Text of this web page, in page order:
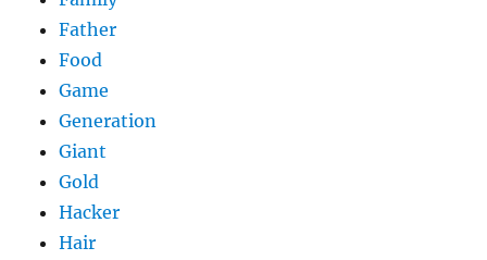
Father
Food
Game
Generation
Giant
Gold
Hacker
Hair